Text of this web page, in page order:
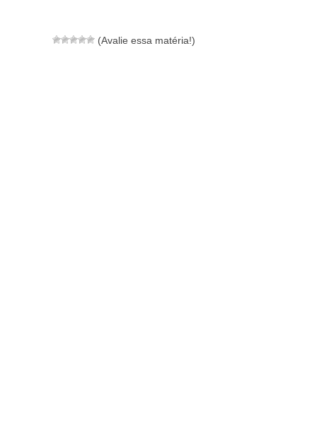
(Avalie essa matéria!)